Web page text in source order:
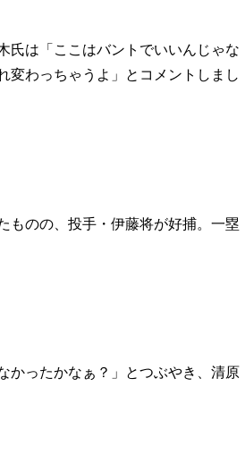
氏は「ここはバントでいいんじゃな
変わっちゃうよ」とコメントしまし
ものの、投手・伊藤将が好捕。一塁
かったかなぁ？」とつぶやき、清原